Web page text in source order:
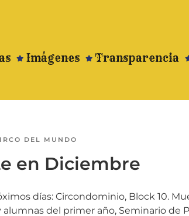
Imágenes Transparencia
DEL MUNDO
en Diciembre
días: Circondominio, Block 10.
del primer año, Seminario de